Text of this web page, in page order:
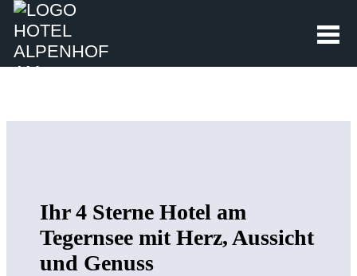
Ihr 4 Sterne Hotel am
Tegernsee mit Herz, Aussicht
und Genuss